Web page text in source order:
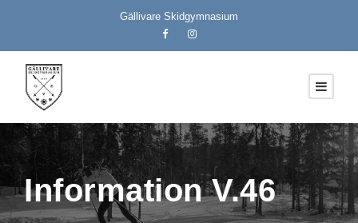
Gällivare Skidgymnasium
Information V.46